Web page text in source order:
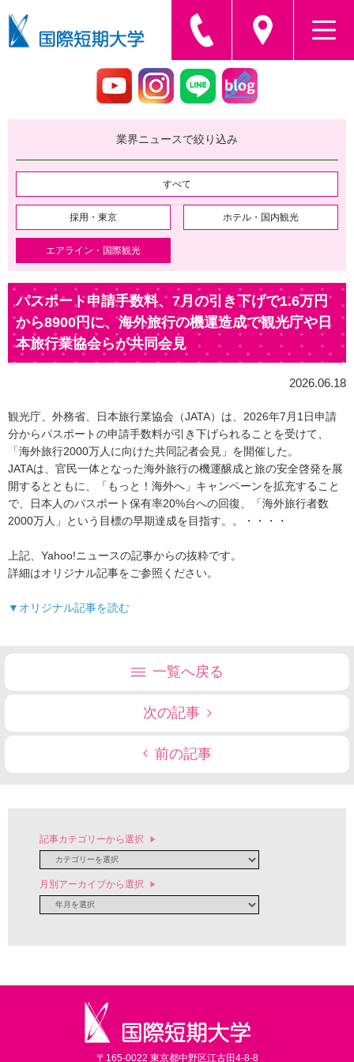
業界ニュースで絞り込み
すべて
採用・東京 ホテル・国内観光
エアライン・国際観光
パスポート申請手数料、7月の引き下げで1.6万円
から8900円に、海外旅行の機運造成で観光庁や日
本旅行業協会らが共同会見
2026.06.18
観光庁、外務省、日本旅行業協会（JATA）は、2026年7月1日申請
分からパスポートの申請手数料が引き下げられることを受けて、
「海外旅行2000万人に向けた共同記者会見」を開催した。
JATAは、官民一体となった海外旅行の機運醸成と旅の安全啓発を展
開するとともに、「もっと！海外へ」キャンペーンを拡充すること
で、日本人のパスポート保有率20%台への回復、「海外旅行者数
2000万人」という目標の早期達成を目指す。。・・・・
上記、Yahoo!ニュースの記事からの抜粋です。
詳細はオリジナル記事をご参照ください。
▼オリジナル記事を読む
一覧へ戻る
次の記事
前の記事
記事カテゴリーから選択
月別アーカイブから選択
〒165-0022 東京都中野区江古田4-8-8